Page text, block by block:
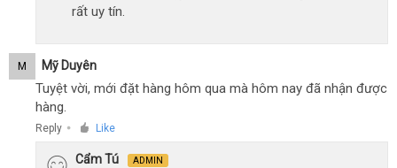
rất uy tín.
M Mỹ Duyên
Tuyệt vời, mới đặt hàng hôm qua mà hôm nay đã nhận được
hàng.
Reply ● Like
Cẩm Tú ADMIN